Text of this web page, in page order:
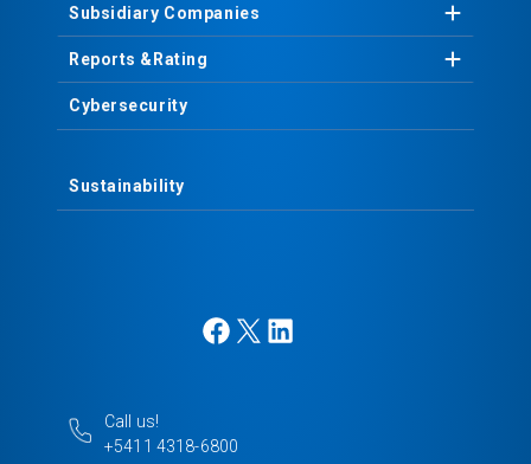
Subsidiary Companies
Reports &Rating
Cybersecurity
Sustainability
Call us!
+5411 4318-6800
F
b
X
L